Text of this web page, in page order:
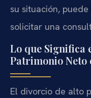
su situación,
solicitar una
Lo que Significa
Patrimonio Neto
El divorcio de alto